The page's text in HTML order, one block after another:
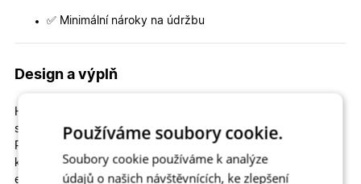
✅ Minimální nároky na údržbu
Design a výplň
Hlavní křídlo je vyplněno designovým panelem 010 s vertikální
sestavou čtyř prosklených čtverců ve středové části dveří.
Prosklení je orámováno ozdobnými eloxovanými rámečky,
které zvýrazňují moderní charakter dveří a dodávají jim
elegantní detail. Strukturované sklo Crepi příjemně rozptyluje
Používáme soubory cookie.
Soubory cookie používáme k analýze
údajů o našich návštěvnících, ke zlepšení